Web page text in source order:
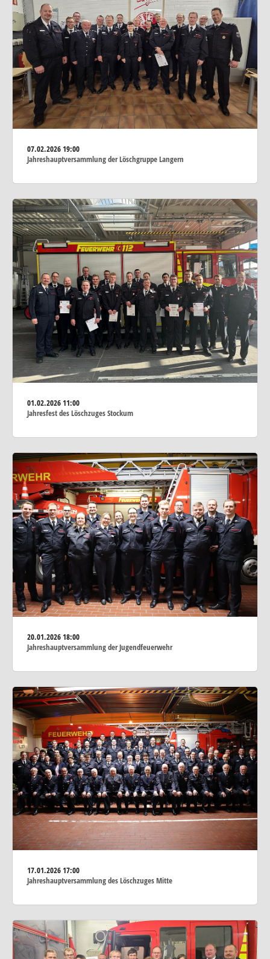
07.02.202619:00
Jahreshauptversammlung der Löschgruppe Langern
01.02.202611:00
Jahresfest des Löschzuges Stockum
20.01.202618:00
Jahreshauptversammlung der Jugendfeuerwehr
17.01.202617:00
Jahreshauptversammlung des Löschzuges Mitte